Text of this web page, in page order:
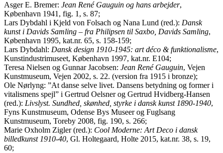
Asger E. Bremer: Jean René Gauguin og hans arbejder,
København 1941, fig. 1, s. 87;
Lars Dybdahl i Kjeld von Folsach og Nana Lund (red.): Dansk
kunst i Davids Samling – fra Philipsen til Saxbo, Davids Samling,
København 1995, kat.nr. 65, s. 158-159;
Lars Dybdahl: Dansk design 1910-1945: art déco & funktionalisme,
Kunstindustrimuseet, København 1997, kat.nr. E104;
Teresa Nielsen og Gunnar Jacobsen: Jean René Gauguin, Vejen
Kunstmuseum, Vejen 2002, s. 22. (version fra 1915 i bronze);
Ole Nørlyng: ”At danse selve livet. Dansens betydning og former i
vitalismens spejl” i Gertrud Oelsner og Gertrud Hvidberg-Hansen
(red.): Livslyst. Sundhed, skønhed, styrke i dansk kunst 1890-1940,
Fyns Kunstmuseum, Odense Bys Museer og Fuglsang
Kunstmuseum, Toreby 2008, fig. 190, s. 266;
Marie Oxholm Zigler (red.): Cool Moderne: Art Deco i dansk
billedkunst 1910-40, Gl. Holtegaard, Holte 2015, kat.nr. 38, s. 19,
60;